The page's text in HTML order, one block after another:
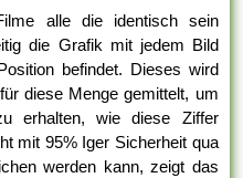
alle die identisch sein
die Grafik mit jedem Bild
befindet. Dieses wird
diese Menge gemittelt, um
erhalten, wie diese Ziffer
mit 95% Iger Sicherheit qua
werden kann, zeigt das